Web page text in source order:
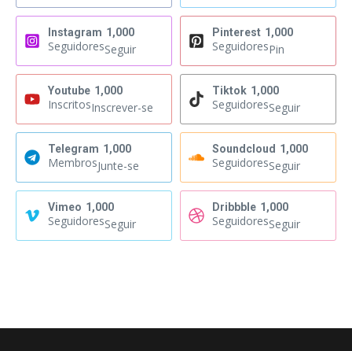
Instagram 1,000
SeguidoresSeguir
Pinterest 1,000
SeguidoresPin
Youtube 1,000
InscritosInscrever-se
Tiktok 1,000
SeguidoresSeguir
Telegram 1,000
MembrosJunte-se
Soundcloud 1,000
SeguidoresSeguir
Vimeo 1,000
SeguidoresSeguir
Dribbble 1,000
SeguidoresSeguir